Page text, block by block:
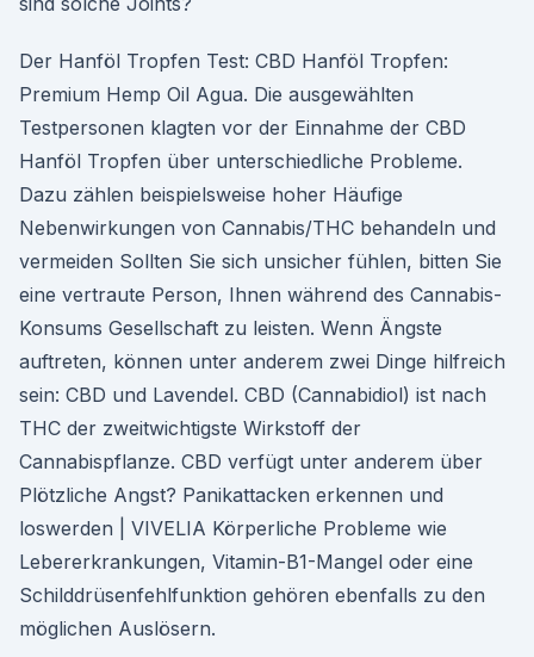
Der Hanföl Tropfen Test: CBD Hanföl Tropfen:
Premium Hemp Oil Agua. Die ausgewählten
Testpersonen klagten vor der Einnahme der CBD
Hanföl Tropfen über unterschiedliche Probleme.
Dazu zählen beispielsweise hoher Häufige
Nebenwirkungen von Cannabis/THC behandeln und
vermeiden Sollten Sie sich unsicher fühlen, bitten Sie
eine vertraute Person, Ihnen während des Cannabis-
Konsums Gesellschaft zu leisten. Wenn Ängste
auftreten, können unter anderem zwei Dinge hilfreich
sein: CBD und Lavendel. CBD (Cannabidiol) ist nach
THC der zweitwichtigste Wirkstoff der
Cannabispflanze. CBD verfügt unter anderem über
Plötzliche Angst? Panikattacken erkennen und
loswerden | VIVELIA Körperliche Probleme wie
Lebererkrankungen, Vitamin-B1-Mangel oder eine
Schilddrüsenfehlfunktion gehören ebenfalls zu den
möglichen Auslösern.